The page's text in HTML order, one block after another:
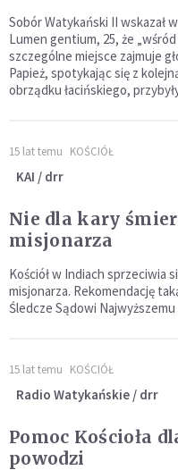
Sobór Watykański II wskazał
Lumen gentium, 25, że
szczególne miejsce zajmuje
Papież, spotykając się z
obrządku łacińskiego,
15 lat temu KOŚCIÓŁ
KAI / drr
Nie dla kary
misjonarza
Kościół w Indiach sprzeciwia
misjonarza. Rekomendację
Śledcze Sądowi
15 lat temu KOŚCIÓŁ
Radio Watykańskie / drr
Pomoc Kościoła
powodzi